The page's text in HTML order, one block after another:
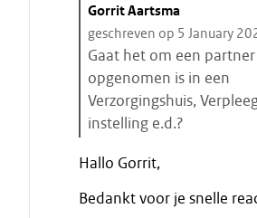
C
i
t
a
a
t
t
r
Gorrit Aartsma
geschreven op 5 January
Gaat het om een
opgenomen is in een
Verzorgingshuis,
instelling e.d.?
i
Hallo Gorrit,
Bedankt voor je snelle